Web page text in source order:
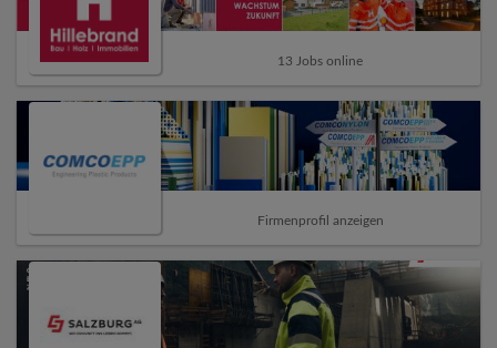
13 Jobs online
Firmenprofil anzeigen